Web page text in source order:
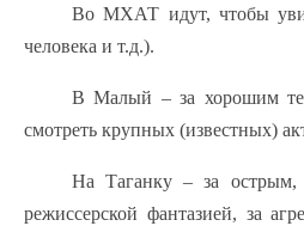
Во МХАТ идут, чтобы
человека и т.д.).
В Малый – за хорошим
смотреть крупных (известных)
На Таганку – за острым,
режиссерской фантазией, за